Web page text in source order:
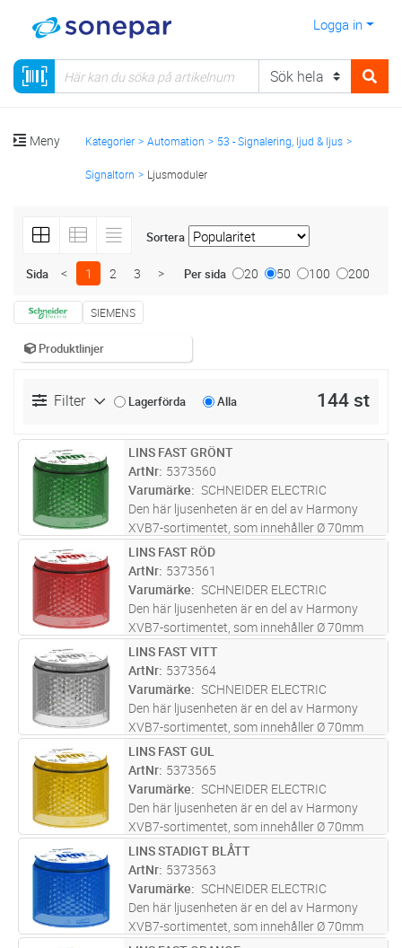
Logga in
Meny Kategorier Automation 53 - Signalering, ljud & ljus
Signaltorn Ljusmoduler
Sortera
Sida < 1 2 3 > Per sida 20 50 100 200
SIEMENS
Produktlinjer
Filter Lagerförda Alla 144 st
ST Lägg i kundvagn
LINS FAST GRÖNT
ArtNr 5373560
Varumärke
SCHNEIDER ELECTRIC
Den här ljusenheten är en del av Harmony
XVB7-sortimentet, som innehåller Ø 70mm
modulära ljuspelare designade för enkel
kundmontering. Den här gröna ljusenhet
ansluts till en bas och till andra ljus...läs mer
ST Lägg i kundvagn
LINS FAST RÖD
ArtNr 5373561
Varumärke
SCHNEIDER ELECTRIC
Den här ljusenheten är en del av Harmony
XVB7-sortimentet, som innehåller Ø 70mm
modulära ljuspelare designade för enkel
kundmontering. Den här röda ljusenhet
ansluts till en bas och till andra ljus-...läs mer
ST Lägg i kundvagn
LINS FAST VITT
ArtNr 5373564
Varumärke
SCHNEIDER ELECTRIC
Den här ljusenheten är en del av Harmony
XVB7-sortimentet, som innehåller Ø 70mm
modulära ljuspelare designade för enkel
kundmontering. Denna vita ljusenhet ansluts
till en bas och till andra ljus- e...läs mer
ST Lägg i kundvagn
LINS FAST GUL
ArtNr 5373565
Varumärke
SCHNEIDER ELECTRIC
Den här ljusenheten är en del av Harmony
XVB7-sortimentet, som innehåller Ø 70mm
modulära ljuspelare designade för enkel
kundmontering. Denna gula ljusenheten
ansluts till en bas och till andra ljus-...läs mer
ST Lägg i kundvagn
LINS STADIGT BLÅTT
ArtNr 5373563
Varumärke
SCHNEIDER ELECTRIC
Den här ljusenheten är en del av Harmony
XVB7-sortimentet, som innehåller Ø 70mm